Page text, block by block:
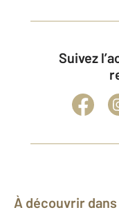
Suivez l’actualité immobilière et
À découvrir